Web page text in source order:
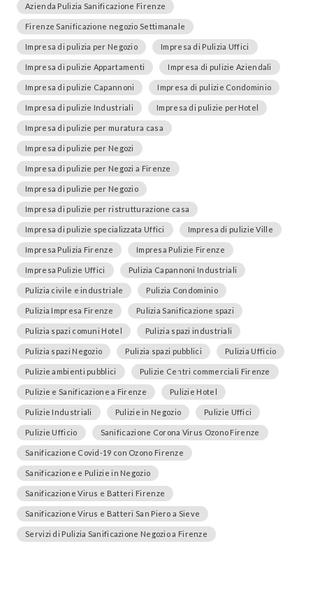
Azienda Pulizia Sanificazione Firenze
Firenze Sanificazione negozio Settimanale
Impresa di pulizia per Negozio Impresa di Pulizia Uffici
Impresa di pulizie Appartamenti Impresa di pulizie Aziendali
Impresa di pulizie Capannoni Impresa di pulizie Condominio
Impresa di pulizie Industriali Impresa di pulizie perHotel
Impresa di pulizie per muratura casa
Impresa di pulizie per Negozi
Impresa di pulizie per Negozi a Firenze
Impresa di pulizie per Negozio
Impresa di pulizie per ristrutturazione casa
Impresa di pulizie specializzata Uffici Impresa di pulizie Ville
Impresa Pulizia Firenze Impresa Pulizie Firenze
Impresa Pulizie Uffici Pulizia Capannoni Industriali
Pulizia civile e industriale Pulizia Condominio
Pulizia Impresa Firenze Pulizia Sanificazione spazi
Pulizia spazi comuni Hotel Pulizia spazi industriali
Pulizia spazi Negozio Pulizia spazi pubblici Pulizia Ufficio
Pulizie ambienti pubblici Pulizie Centri commerciali Firenze
Pulizie e Sanificazione a Firenze Pulizie Hotel
Pulizie Industriali Pulizie in Negozio Pulizie Uffici
Pulizie Ufficio Sanificazione Corona Virus Ozono Firenze
Sanificazione Covid-19 con Ozono Firenze
Sanificazione e Pulizie in Negozio
Sanificazione Virus e Batteri Firenze
Sanificazione Virus e Batteri San Piero a Sieve
Servizi di Pulizia Sanificazione Negozio a Firenze